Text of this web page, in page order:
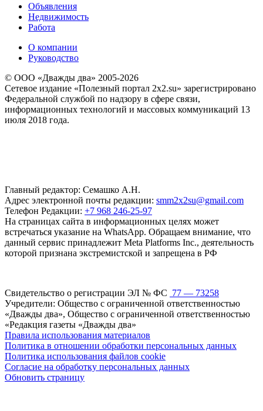
Объявления
Недвижимость
Работа
О компании
Руководство
© ООО «Дважды два» 2005-2026
Сетевое издание «Полезный портал 2x2.su» зарегистрировано
Федеральной службой по надзору в сфере связи,
информационных технологий и массовых коммуникаций 13
июля 2018 года.
Главный редактор: Семашко А.Н.
Адрес электронной почты редакции: smm2x2su@gmail.com
Телефон Редакции: +7 968 246-25-97
На страницах сайта в информационных целях может
встречаться указание на WhatsApp. Обращаем внимание, что
данный сервис принадлежит Meta Platforms Inc., деятельность
которой признана экстремистской и запрещена в РФ
Свидетельство о регистрации ЭЛ № ФС 77 — 73258
Учредители: Общество с ограниченной ответственностью
«Дважды два», Общество с ограниченной ответственностью
«Редакция газеты «Дважды два»
Правила использования материалов
Политика в отношении обработки персональных данных
Политика использования файлов cookie
Согласие на обработку персональных данных
Обновить страницу